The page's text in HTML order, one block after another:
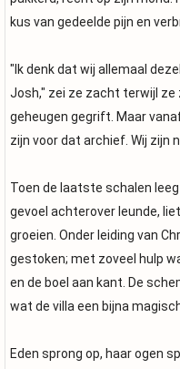
kus van gedeelde pijn en
"Ik denk dat wij allemaal
Josh," zei ze zacht terwijl ze
geheugen gegrift. Maar
zijn voor dat archief. Wij zijn
Toen de laatste schalen
gevoel achterover leunde,
groeien. Onder leiding van
gestoken; met zoveel hulp
en de boel aan kant. De
wat de villa een bijna
Eden sprong op, haar ogen